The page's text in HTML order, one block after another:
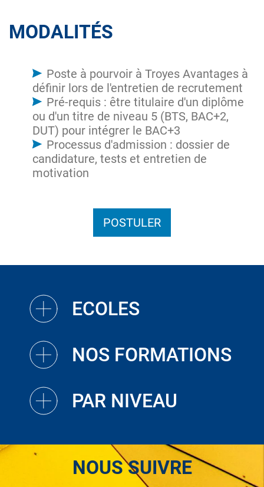
MODALITÉS
Poste à pourvoir à Troyes Avantages à
définir lors de l'entretien de recrutement
Pré-requis : être titulaire d'un diplôme
ou d'un titre de niveau 5 (BTS, BAC+2,
DUT) pour intégrer le BAC+3
Processus d'admission : dossier de
candidature, tests et entretien de
motivation
POSTULER
ECOLES
NOS FORMATIONS
PAR NIVEAU
NOUS SUIVRE